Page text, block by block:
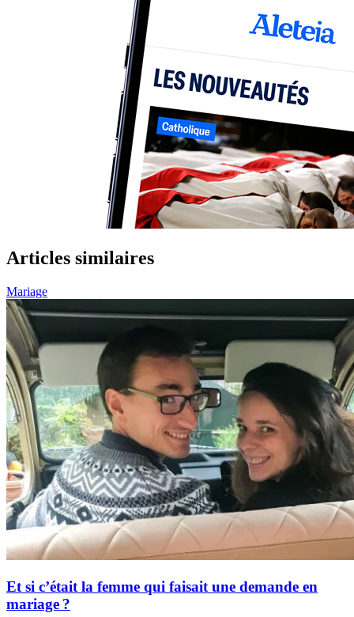
Articles similaires
Mariage
Et si c’était la femme qui faisait une demande en
mariage ?